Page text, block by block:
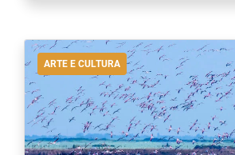
ARTE E CULTURA